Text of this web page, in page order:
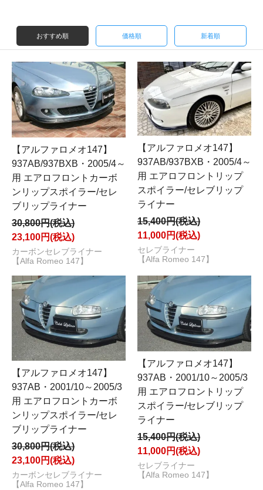
おすすめ順 価格順 新着順
【アルファロメオ147】
937AB/937BXB・2005/4～
用 エアロフロントカーボ
ンリップスポイラー/セレ
ブリップライナー
30,800円(税込)
23,100円(税込)
カーボンセレブライナー
【Alfa Romeo 147】
【アルファロメオ147】
937AB/937BXB・2005/4～
用 エアロフロントリップ
スポイラー/セレブリップ
ライナー
15,400円(税込)
11,000円(税込)
セレブライナー
【Alfa Romeo 147】
【アルファロメオ147】
937AB・2001/10～2005/3
用 エアロフロントカーボ
ンリップスポイラー/セレ
ブリップライナー
30,800円(税込)
23,100円(税込)
カーボンセレブライナー
【Alfa Romeo 147】
【アルファロメオ147】
937AB・2001/10～2005/3
用 エアロフロントリップ
スポイラー/セレブリップ
ライナー
15,400円(税込)
11,000円(税込)
セレブライナー
【Alfa Romeo 147】